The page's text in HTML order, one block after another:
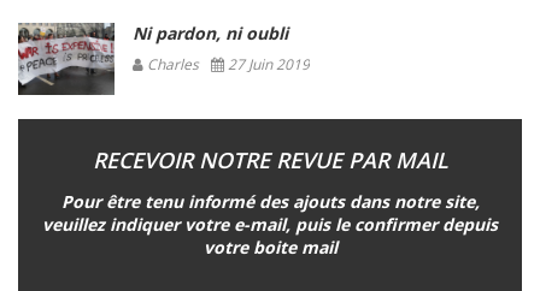
Ni pardon, ni oubli
Charles 27 Juin 2019
RECEVOIR NOTRE REVUE PAR MAIL
Pour être tenu informé des ajouts dans notre site,
veuillez indiquer votre e-mail, puis le confirmer depuis
votre boite mail